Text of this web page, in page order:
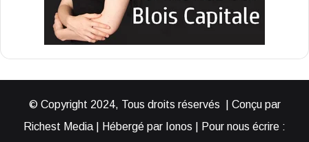
© Copyright 2024, Tous droits réservés | Conçu par
Richest Media | Hébergé par Ionos | Pour nous écrire :